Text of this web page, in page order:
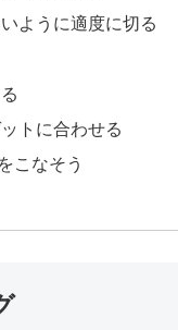
ように適度に切る
トに合わせる
こなそう